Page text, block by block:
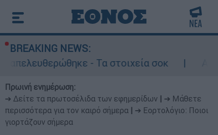
BREAKING NEWS:
- Τα στοιχεία σοκ
Πρωινή ενημέρωση:
➔ Δείτε τα πρωτοσέλιδα των εφημερίδων
➔ Μάθετε
περισσότερα για τον καιρό σήμερα
➔ Εορτολόγιο: Ποιοι
γιορτάζουν σήμερα